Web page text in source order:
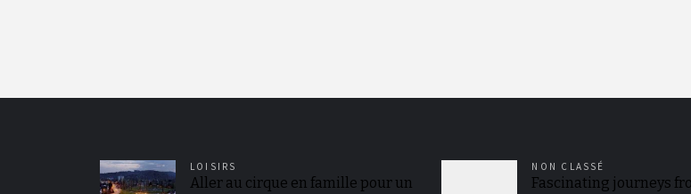
LOISIRS
Aller au cirque en famille pour un
NON CLASSÉ
Fascinating journeys